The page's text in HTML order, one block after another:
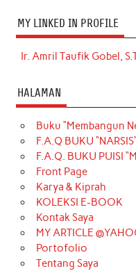
MY LINKED IN PROFILE
Ir. Amril Taufik Gobel,
HALAMAN
Buku “Membangun
F.A.Q BUKU “NARSIS”
F.A.Q. BUKU PUISI
Front Page
Karya & Kiprah
KOLEKSI E-BOOK
Kontak Saya
MY ARTICLE
Portofolio
Tentang Saya